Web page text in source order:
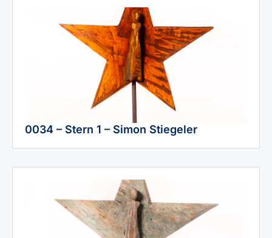
0034 – Stern 1 – Simon Stiegeler